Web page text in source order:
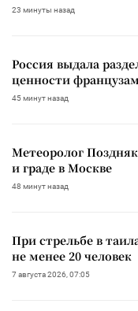
23 минуты назад
Россия выдала
ценности
45 минут назад
Метеоролог
и граде в Москве
48 минут назад
При стрельбе в
не менее 20 человек
7 августа 2026, 07:05